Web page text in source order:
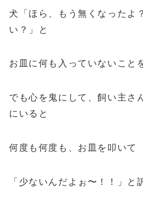
犬「ほら、もう無くなったよ
い？」と
お皿に何も入っていないこと
でも心を鬼にして、飼い主さ
にいると
何度も何度も、お皿を叩いて
「少ないんだよぉ〜！！」と